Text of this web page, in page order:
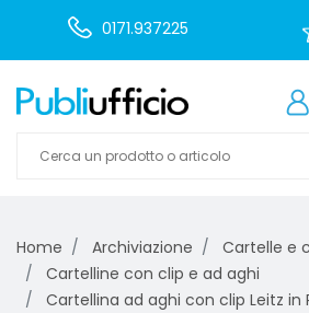
0171.937225
Home Archiviazione
Cartelle e
Cartelline con clip e ad aghi
Cartellina ad aghi con clip Leitz in